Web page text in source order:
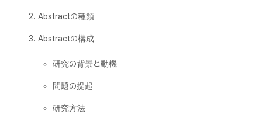
Abstractの種類
Abstractの構成
研究の背景と動機
問題の提起
研究方法